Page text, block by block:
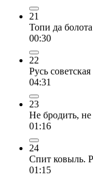
21
Топи да
00:30
22
Русь советская
04:31
23
Не бродить,
01:16
24
Спит ковыль.
01:15